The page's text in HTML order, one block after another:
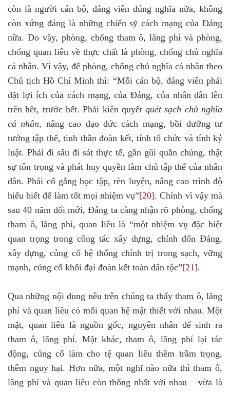
còn là người cán bộ, đảng viên đúng nghĩa nữa, không
còn xứng đáng là những chiến sỹ cách mạng của Đảng
nữa. Do vậy, phòng, chống tham ô, lãng phí và phòng,
chống quan liêu về thực chất là phòng, chống chủ nghĩa
cá nhân. Vì vậy, để phòng, chống chủ nghĩa cá nhân theo
Chủ tịch Hồ Chí Minh thì: “Mỗi cán bộ, đảng viên phải
đặt lợi ích của cách mạng, của Đảng, của nhân dân lên
trên hết, trước hết. Phải kiên quyếtquét sạch chủ nghĩa
cá nhân, nâng cao đạo đức cách mạng, bồi dưỡng tư
tưởng tập thể, tinh thần đoàn kết, tính tổ chức và tính kỷ
luật. Phải đi sâu đi sát thực tế, gần gũi quần chúng, thật
sự tôn trọng và phát huy quyền làm chủ tập thể của nhân
dân. Phải cố gắng học tập, rèn luyện, nâng cao trình độ
hiểu biết để làm tốt mọi nhiệm vụ”[20]. Chính vì vậy mà
sau 40 năm đổi mới, Đảng ta càng nhận rõ phòng, chống
tham ô, lãng phí, quan liêu là “một nhiệm vụ đặc biệt
quan trọng trong công tác xây dựng, chỉnh đốn Đảng,
xây dựng, củng cố hệ thống chính trị trong sạch, vững
mạnh, củng cố khối đại đoàn kết toàn dân tộc”[21].
Qua những nội dung nêu trên chúng ta thấy tham ô, lãng
phí và quan liêu có mối quan hệ mật thiết với nhau. Một
mặt, quan liêu là nguồn gốc, nguyên nhân để sinh ra
tham ô, lãng phí. Mặt khác, tham ô, lãng phí lại tác
động, củng cố làm cho tệ quan liêu thêm trầm trọng,
thêm nguy hại. Hơn nữa, một nghĩ nào nữa thì tham ô,
lãng phí và quan liêu còn thống nhất với nhau – vừa là